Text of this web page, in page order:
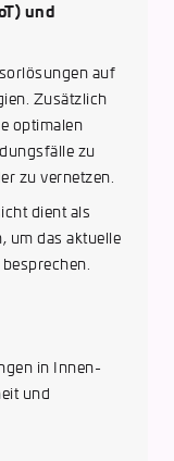
und
auf
Zusätzlich
optimalen
zu
zu vernetzen.
dient als
um das aktuelle
in Innen-
und